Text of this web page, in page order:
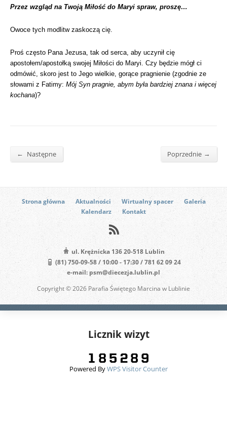
Przez wzgląd na Twoją Miłość do Maryi spraw, proszę…
Owoce tych modlitw zaskoczą cię.
Proś często Pana Jezusa, tak od serca, aby uczynił cię
apostołem/apostołką swojej Miłości do Maryi. Czy będzie mógł ci
odmówić, skoro jest to Jego wielkie, gorące pragnienie (zgodnie ze
słowami z Fatimy: Mój Syn pragnie, abym była bardziej znana i więcej
kochana)?
← Następne Poprzednie →
Strona główna Aktualności Wirtualny spacer
Galeria
Kalendarz
Kontakt
ul. Krężnicka 136 20-518 Lublin
(81) 750-09-58 / 10:00 - 17:30 / 781 62 09 24
e-mail: psm@diecezja.lublin.pl
Copyright © 2026 Parafia Świętego Marcina w Lublinie
Licznik wizyt
Powered ByWPS Visitor Counter